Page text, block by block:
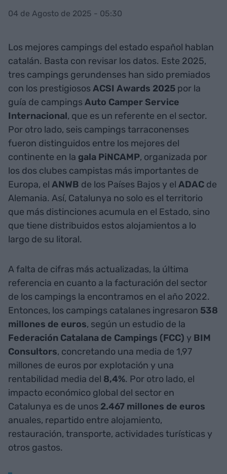
04 de Agosto de 2025 - 05:30
Los mejores campings del estado español hablan
catalán. Basta con revisar los datos. Este 2025,
tres campings gerundenses han sido premiados
con los prestigiososACSI Awards 2025 por la
guía de campingsAuto Camper Service
Internacional, que es un referente en el sector.
Por otro lado, seis campings tarraconenses
fueron distinguidos entre los mejores del
continente en la gala PiNCAMP, organizada por
los dos clubes campistas más importantes de
Europa, el ANWB de los Países Bajos y el ADAC de
Alemania. Así, Catalunya no solo es el territorio
que más distinciones acumula en el Estado, sino
que tiene distribuidos estos alojamientos a lo
largo de su litoral.
A falta de cifras más actualizadas, la última
referencia en cuanto a la facturación del sector
de los campings la encontramos en el año 2022.
Entonces, los campings catalanes ingresaron 538
millones de euros, según un estudio de la
Federación Catalana de Campings (FCC) y BIM
Consultors, concretando una media de 1,97
millones de euros por explotación y una
rentabilidad media del 8,4%. Por otro lado, el
impacto económico global del sector en
Catalunya es de unos 2.467 millones de euros
anuales, repartido entre alojamiento,
restauración, transporte, actividades turísticas y
otros gastos.